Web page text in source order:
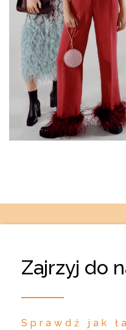
Zajrzyj do
Sprawdź jak